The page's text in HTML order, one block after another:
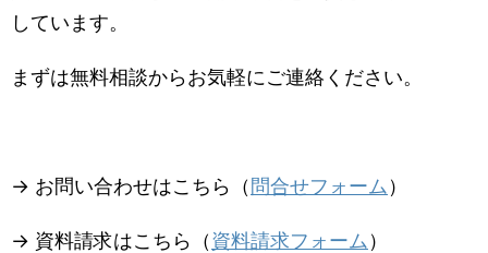
しています。
まずは無料相談からお気軽にご連絡ください。
→ お問い合わせはこちら（問合せフォーム ）
→ 資料請求はこちら（資料請求フォーム ）